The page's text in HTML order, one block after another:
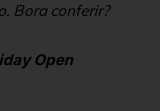
Bora conferir?
Open